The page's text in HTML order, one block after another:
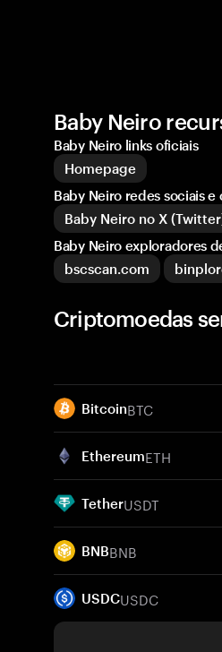
Baby Neiro
Baby Neiro links oficiais
Homepage
Baby Neiro redes sociais
Baby Neiro no X
Baby Neiro exploradores
bscscan.com
Criptomoedas
BitcoinBTC
EthereumETH
TetherUSDT
BNBBNB
USDCUSDC